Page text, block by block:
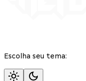
Escolha seu tema: